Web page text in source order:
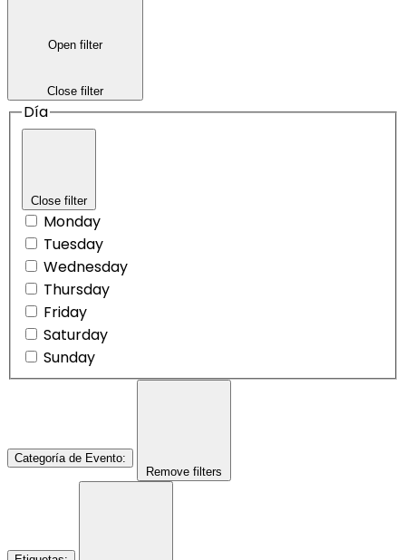
Open filter
Close filter
Día
Close filter
Monday
Tuesday
Wednesday
Thursday
Friday
Saturday
Sunday
Categoría de Evento:
Remove filters